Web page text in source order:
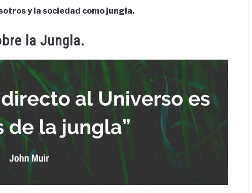
y la sociedad como jungla.
la Jungla.